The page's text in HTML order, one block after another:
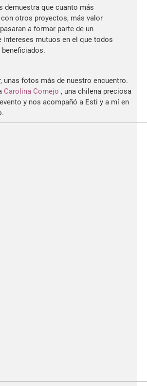
demuestra que cuanto más
otros proyectos, más valor
a formar parte de un
intereses mutuos en el que todos
unas fotos más de nuestro encuentro.
Carolina Cornejo , una chilena preciosa
y nos acompañó a Esti y a mí en